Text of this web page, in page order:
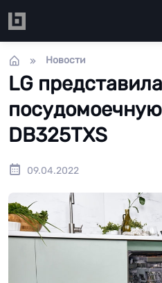
Новости
LG представила
DB325TXS
09.04.2022